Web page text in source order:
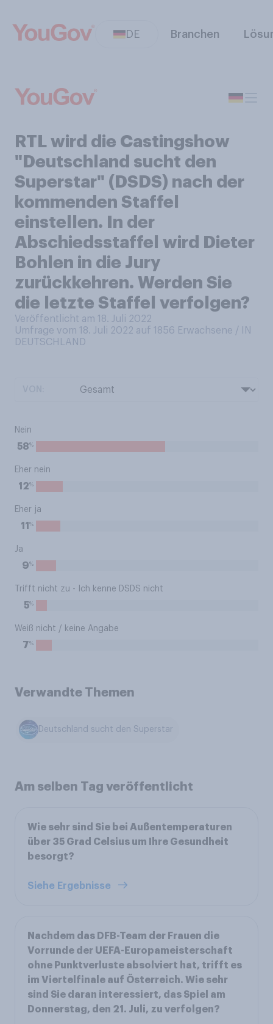
DE Branchen
RTL wird die Castingshow
"Deutschland sucht den
Superstar" (DSDS) nach der
kommenden Staffel
einstellen. In der
Abschiedsstaffel wird Dieter
Bohlen in die Jury
zurückkehren. Werden Sie
die letzte Staffel verfolgen?
Veröffentlicht am 18. Juli 2022
Umfrage vom 18. Juli 2022 auf 1856 Erwachsene / IN
DEUTSCHLAND
Nein
58%
Eher nein
12%
Eher ja
11 %
Ja
9%
Trifft nicht zu - Ich kenne DSDS nicht
5%
Weiß nicht / keine Angabe
7%
Verwandte Themen
Deutschland sucht den Superstar
Am selben Tag veröffentlicht
Wie sehr sind Sie bei Außentemperaturen
über 35 Grad Celsius um Ihre Gesundheit
besorgt?
Siehe Ergebnisse
Nachdem das DFB-Team der Frauen die
Vorrunde der UEFA-Europameisterschaft
ohne Punktverluste absolviert hat, trifft es
im Viertelfinale auf Österreich. Wie sehr
sind Sie daran interessiert, das Spiel am
Donnerstag, den 21. Juli, zu verfolgen?